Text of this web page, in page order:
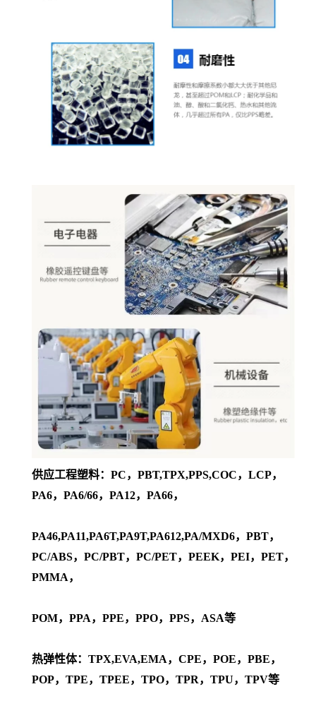
供应工程塑料：PC，PBT,TPX,PPS,COC，LCP，
PA6，PA6/66，PA12，PA66，
PA46,PA11,PA6T,PA9T,PA612,PA/MXD6，PBT，
PC/ABS，PC/PBT，PC/PET，PEEK，PEI，PET，
PMMA，
POM，PPA，PPE，PPO，PPS，ASA等
热弹性体：TPX,EVA,EMA，CPE，POE，PBE，
POP，TPE，TPEE，TPO，TPR，TPU，TPV等